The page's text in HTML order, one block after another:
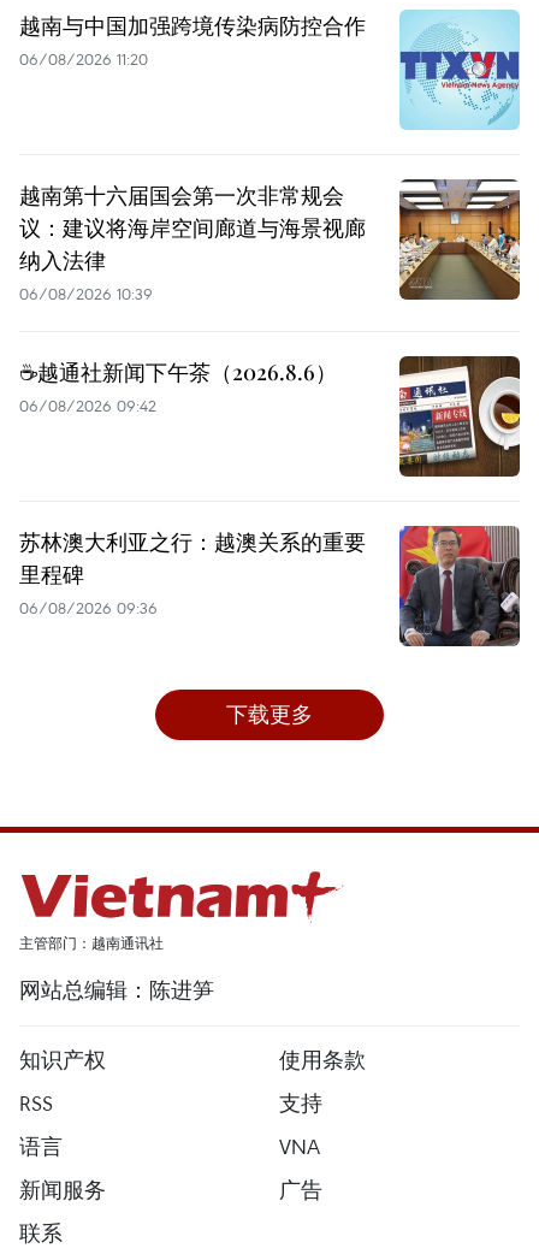
越南与中国加强跨境传染病防控合作
06/08/2026 11:20
越南第十六届国会第一次非常规会
议：建议将海岸空间廊道与海景视廊
纳入法律
06/08/2026 10:39
☕️越通社新闻下午茶（2026.8.6）
06/08/2026 09:42
苏林澳大利亚之行：越澳关系的重要
里程碑
06/08/2026 09:36
下载更多
主管部门：越南通讯社
网站总编辑：陈进笋
知识产权
使用条款
RSS
支持
语言
VNA
新闻服务
广告
联系